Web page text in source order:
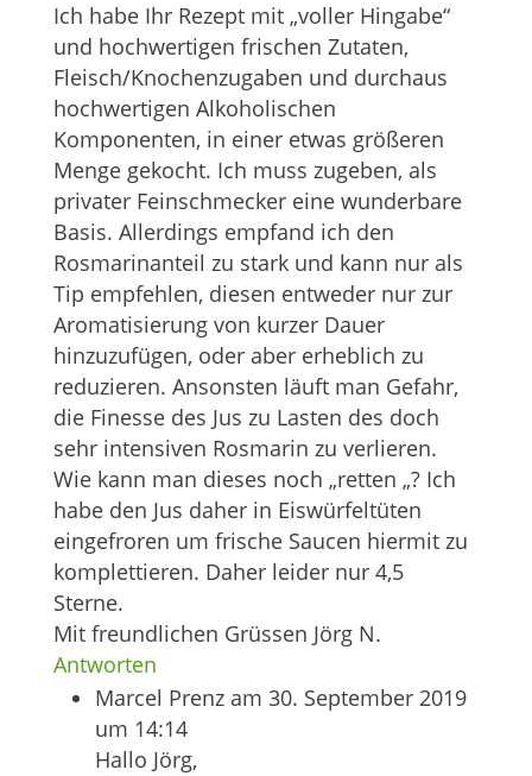
Ich habe Ihr Rezept mit „voller Hingabe“
und hochwertigen frischen Zutaten,
Fleisch/Knochenzugaben und durchaus
hochwertigen Alkoholischen
Komponenten, in einer etwas größeren
Menge gekocht. Ich muss zugeben, als
privater Feinschmecker eine wunderbare
Basis. Allerdings empfand ich den
Rosmarinanteil zu stark und kann nur als
Tip empfehlen, diesen entweder nur zur
Aromatisierung von kurzer Dauer
hinzuzufügen, oder aber erheblich zu
reduzieren. Ansonsten läuft man Gefahr,
die Finesse des Jus zu Lasten des doch
sehr intensiven Rosmarin zu verlieren.
Wie kann man dieses noch „retten „? Ich
habe den Jus daher in Eiswürfeltüten
eingefroren um frische Saucen hiermit zu
komplettieren. Daher leider nur 4,5
Sterne.
Mit freundlichen Grüssen Jörg N.
Antworten
Marcel Prenz am 30. September 2019
um 14:14
Hallo Jörg,